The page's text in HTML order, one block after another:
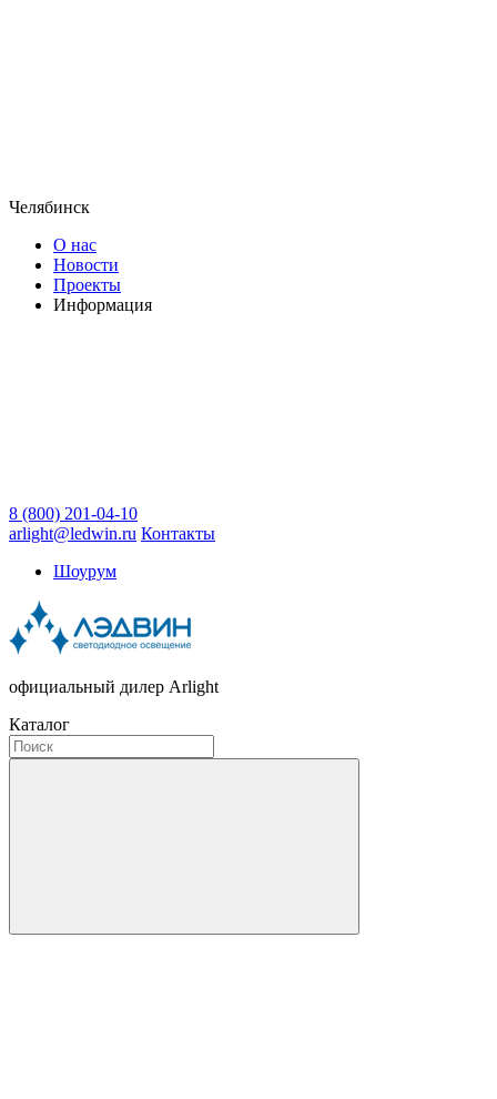
Челябинск
О нас
Новости
Проекты
Информация
8 (800) 201-04-10
arlight@ledwin.ru Контакты
Шоурум
официальный дилер Arlight
Каталог